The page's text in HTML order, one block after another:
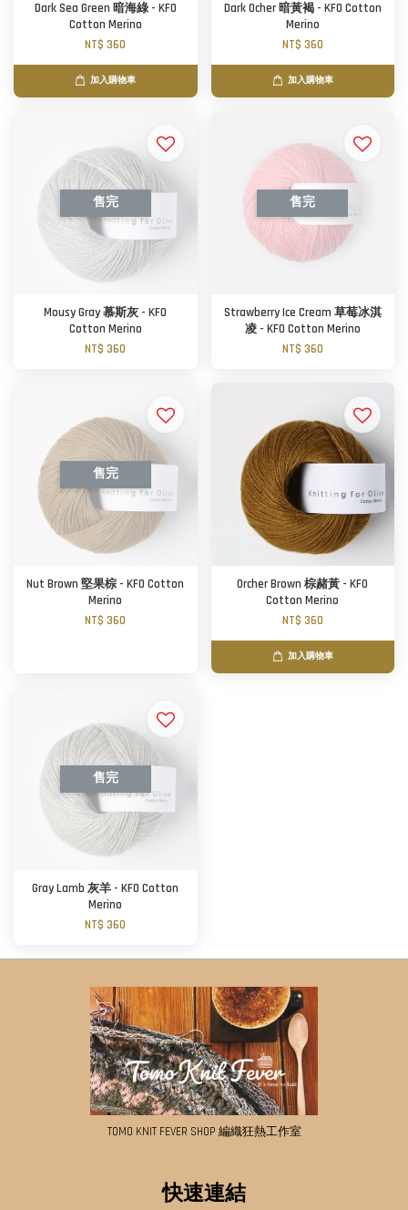
Dark Sea Green 暗海綠 - KFO
Cotton Merino
NT$ 360
加入購物車
Dark Ocher 暗黃褐 - KFO Cotton
Merino
NT$ 360
加入購物車
售完
Mousy Gray 慕斯灰 - KFO
Cotton Merino
NT$ 360
售完
Strawberry Ice Cream 草莓冰淇
凌 - KFO Cotton Merino
NT$ 360
售完
Nut Brown 堅果棕 - KFO Cotton
Merino
NT$ 360
Orcher Brown 棕赭黃 - KFO
Cotton Merino
NT$ 360
加入購物車
售完
Gray Lamb 灰羊 - KFO Cotton
Merino
NT$ 360
TOMO KNIT FEVER SHOP 編織狂熱工作室
快速連結